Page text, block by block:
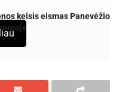
keisis eismas Panevėžio
kontrolinių dvikovų